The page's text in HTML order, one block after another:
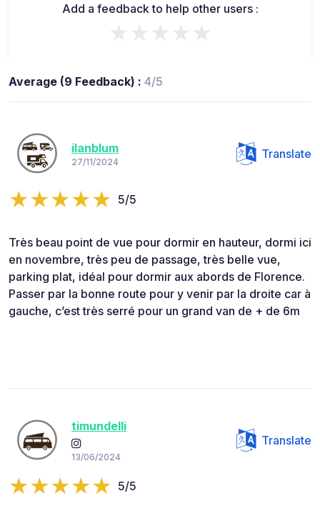
Add a feedback to help other users :
★★★★★
Average (9 Feedback) : 4/5
ilanblum
27/11/2024
Translate
5/5
Très beau point de vue pour dormir en hauteur, dormi ici
en novembre, très peu de passage, très belle vue,
parking plat, idéal pour dormir aux abords de Florence.
Passer par la bonne route pour y venir par la droite car à
gauche, c’est très serré pour un grand van de + de 6m
timundelli
13/06/2024
Translate
5/5